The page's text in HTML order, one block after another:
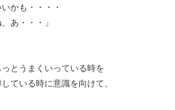
かも・・・・
あ・・・」
とうまくいっている時を
ている時に意識を向けて、